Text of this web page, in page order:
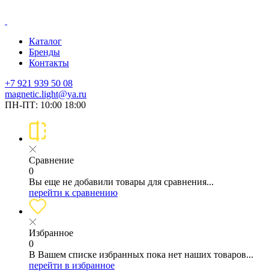
Каталог
Бренды
Контакты
+7 921 939 50 08
magnetic.light@ya.ru
ПН-ПТ: 10:00 18:00
Сравнение
0
Вы еще не добавили товары для сравнения...
перейти к сравнению
Избранное
0
В Вашем списке избранных пока нет наших товаров...
перейти в избранное